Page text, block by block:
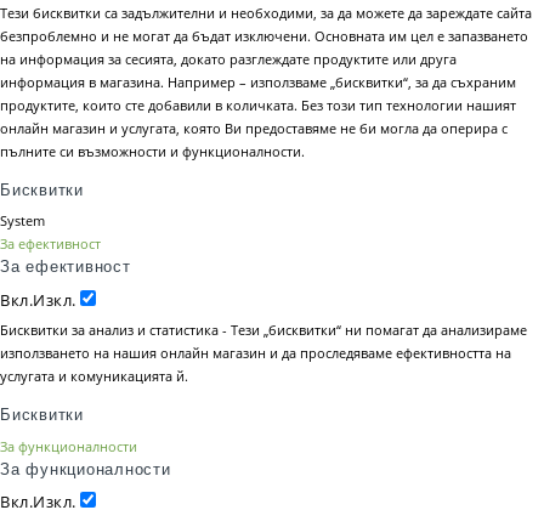
Тези бисквитки са задължителни и необходими, за да можете да зареждате сайта
безпроблемно и не могат да бъдат изключени. Основната им цел е запазването
на информация за сесията, докато разглеждате продуктите или друга
информация в магазина. Например – използваме „бисквитки“, за да съхраним
продуктите, които сте добавили в количката. Без този тип технологии нашият
онлайн магазин и услугата, която Ви предоставяме не би могла да оперира с
пълните си възможности и функционалности.
Бисквитки
System
За ефективност
За ефективност
Вкл.Изкл.
Бисквитки за анализ и статистика - Тези „бисквитки“ ни помагат да анализираме
използването на нашия онлайн магазин и да проследяваме ефективността на
услугата и комуникацията й.
Бисквитки
За функционалности
За функционалности
Вкл.Изкл.